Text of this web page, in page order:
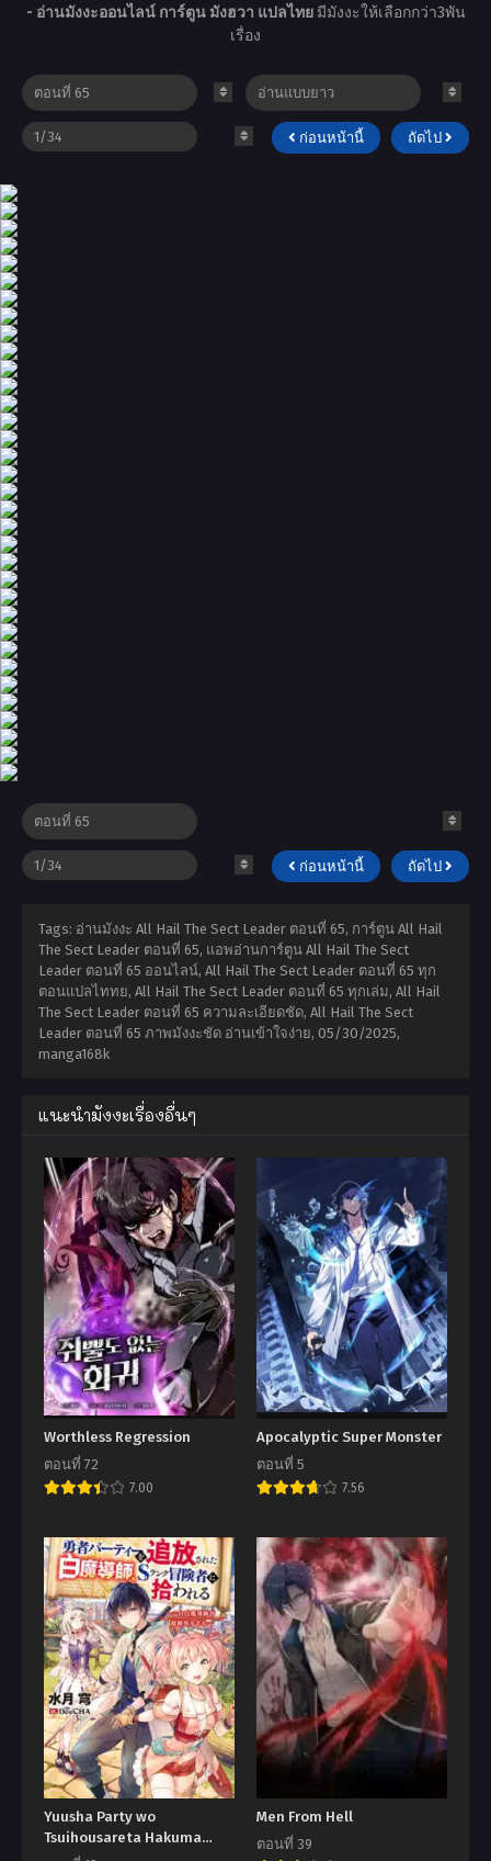
- อ่านมังงะออนไลน์ การ์ตูน มังฮวา แปลไทย มีมังงะให้เลือกกว่า3พัน
เรื่อง
ก่อนหน้านี้ ถัดไป
ก่อนหน้านี้ ถัดไป
Tags: อ่านมังงะ All Hail The Sect Leader ตอนที่ 65, การ์ตูน All Hail
The Sect Leader ตอนที่ 65, แอพอ่านการ์ตูน All Hail The Sect
Leader ตอนที่ 65 ออนไลน์, All Hail The Sect Leader ตอนที่ 65 ทุก
ตอนแปลไททย, All Hail The Sect Leader ตอนที่ 65 ทุกเล่ม, All Hail
The Sect Leader ตอนที่ 65 ความละเอียดชัด, All Hail The Sect
Leader ตอนที่ 65 ภาพมังงะชัด อ่านเข้าใจง่าย, 05/30/2025,
manga168k
แนะนำมังงะเรื่องอื่นๆ
Worthless Regression
ตอนที่ 72
7.00
Apocalyptic Super Monster
ตอนที่ 5
7.56
Yuusha Party wo
Tsuihousareta Hakuma
Men From Hell
ตอนที่ 39